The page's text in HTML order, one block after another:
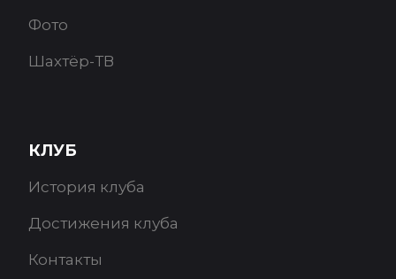
Фото
Шахтёр-ТВ
КЛУБ
История клуба
Достижения клуба
Контакты